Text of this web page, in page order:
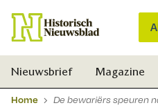
Nieuwsbrief Magazine
Home De bewariërs speuren